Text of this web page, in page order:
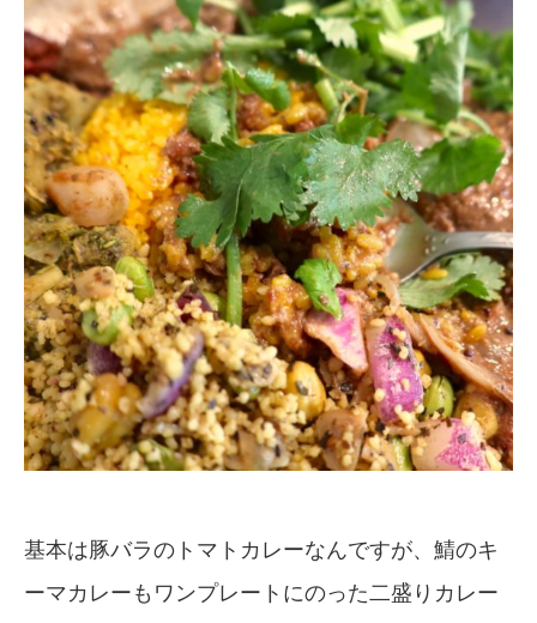
基本は豚バラのトマトカレーなんですが、鯖のキ
ーマカレーもワンプレートにのった二盛りカレー